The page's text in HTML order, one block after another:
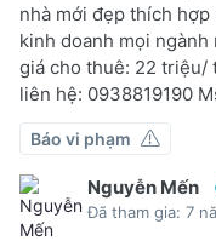
nhà mới đẹp thích
kinh doanh mọi ngành
giá cho thuê: 22 triệu/
liên hệ: 0938819190
Báo vi phạm
Nguyễn Mến
Đã tham gia: 7